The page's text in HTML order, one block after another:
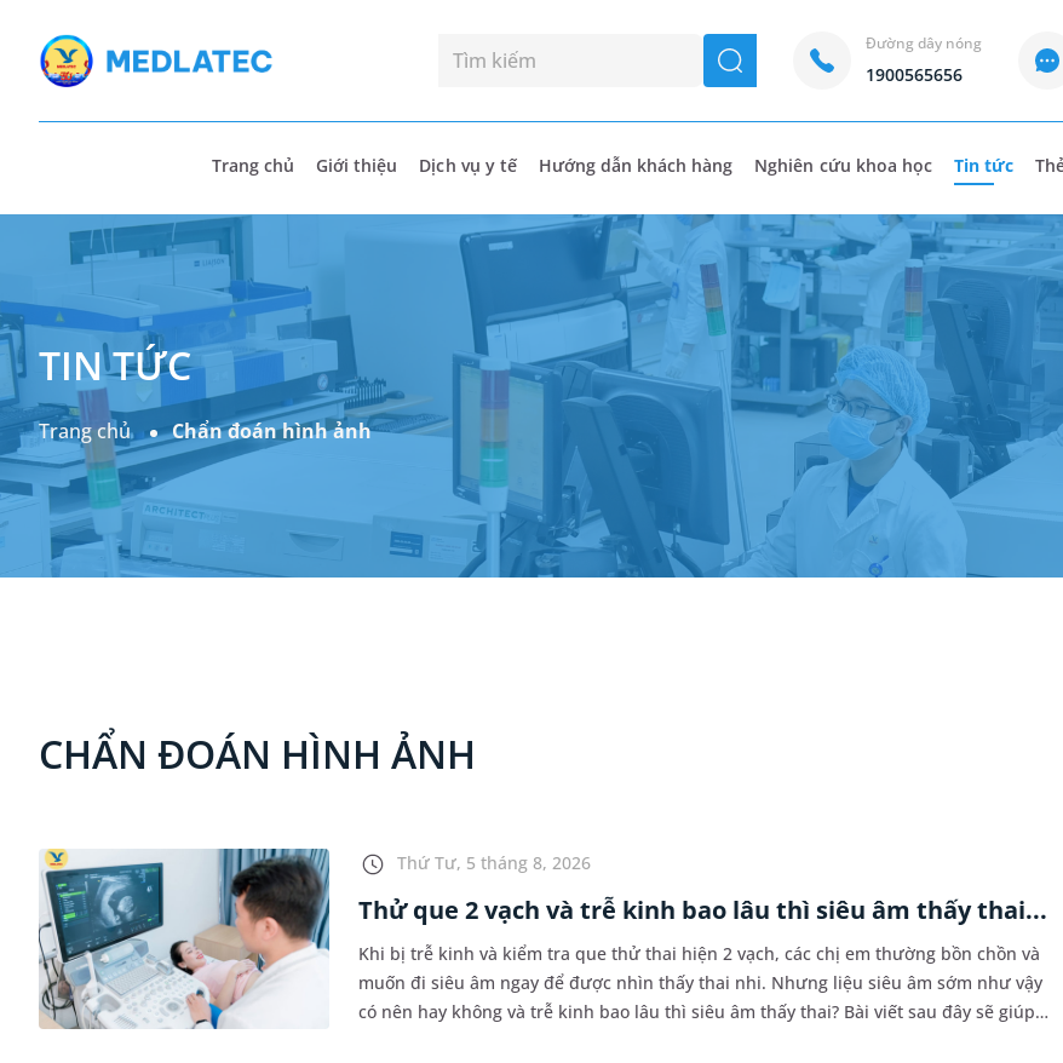
seach
Đường dây nóng
1900565656
Trang chủ Giới thiệu Dịch vụ y tế Hướng dẫn khách hàng Nghiên cứu khoa học Tin tức
TIN TỨC
Trang chủ Chẩn đoán hình ảnh
CHẨN ĐOÁN HÌNH ẢNH
Thứ Tư, 5 tháng 8, 2026
Thử que 2 vạch và trễ kinh bao lâu thì siêu âm thấy thai...
Khi bị trễ kinh và kiểm tra que thử thai hiện 2 vạch, các chị em thường bồn chồn và
muốn đi siêu âm ngay để được nhìn thấy thai nhi. Nhưng liệu siêu âm sớm như vậy
có nên hay không và trễ kinh bao lâu thì siêu âm thấy thai? Bài viết sau đây sẽ giúp